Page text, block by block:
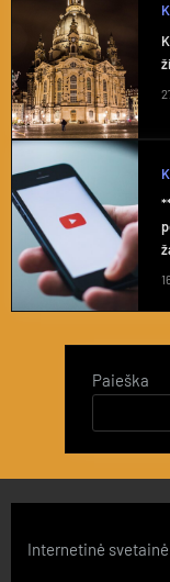
Paieška
Internetinė